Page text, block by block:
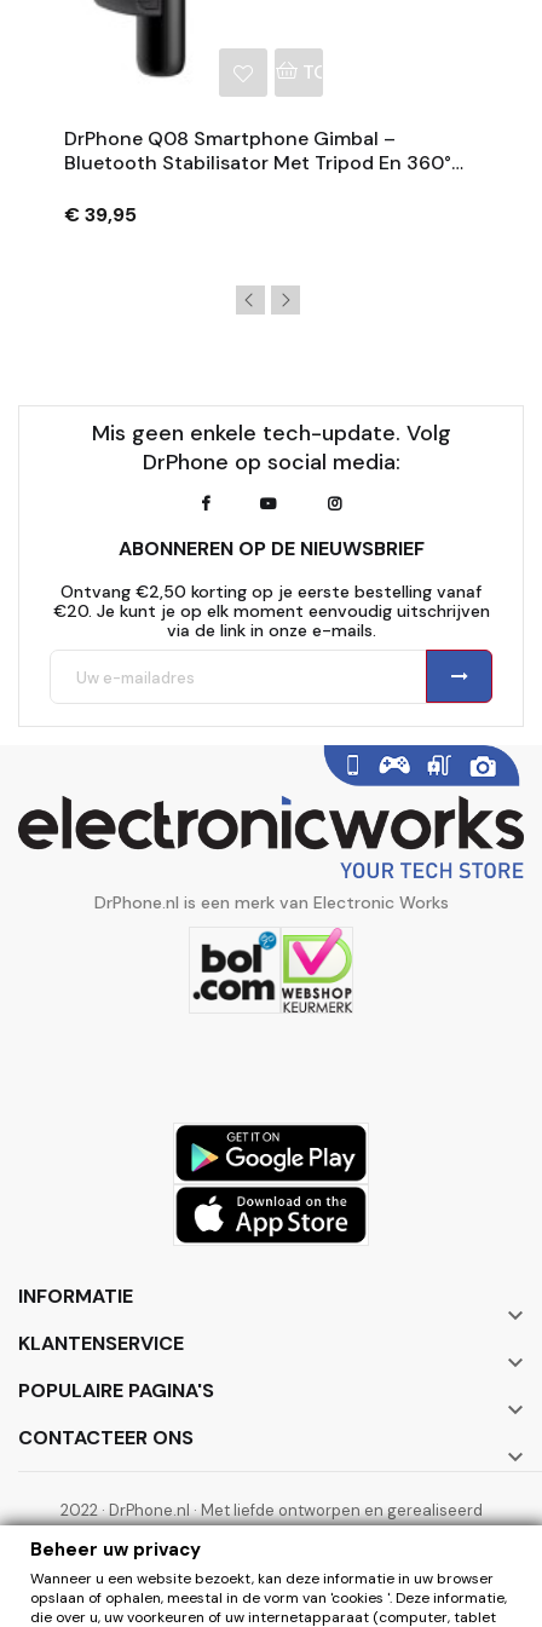
TOEVOEGEN AAN
DrPhone Q08 Smartphone Gimbal –
Bluetooth Stabilisator Met Tripod En 360°
€ 39,95
Mis geen enkele tech-update. Volg
DrPhone op social media:
ABONNEREN OP DE NIEUWSBRIEF
Ontvang €2,50 korting op je eerste bestelling vanaf
€20. Je kunt je op elk moment eenvoudig uitschrijven
via de link in onze e-mails.
DrPhone.nl is een merk van Electronic Works
INFORMATIE

KLANTENSERVICE

POPULAIRE PAGINA'S

CONTACTEER ONS

2022 · DrPhone.nl · Met liefde ontworpen en gerealiseerd
Beheer uw privacy
Wanneer u een website bezoekt, kan deze informatie in uw browser
opslaan of ophalen, meestal in de vorm van 'cookies '. Deze informatie,
die over u, uw voorkeuren of uw internetapparaat (computer, tablet